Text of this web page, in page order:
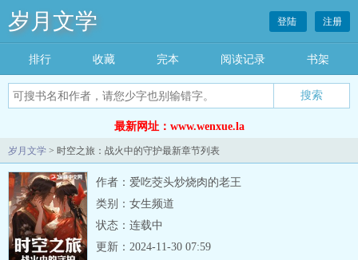
岁月文学 登陆 注册
排行 收藏 完本 阅读记录 书架
最新网址：www.wenxue.la
岁月文学 > 时空之旅：战火中的守护最新章节列表
作者：爱吃茭头炒烧肉的老王
类别：女生频道
状态：连载中
更新：2024-11-30 07:59